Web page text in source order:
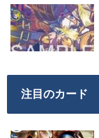
注目のカード